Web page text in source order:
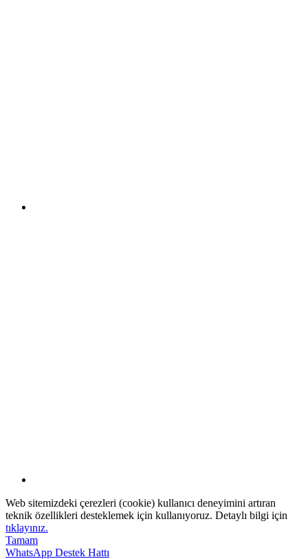
Web sitemizdeki çerezleri (cookie) kullanıcı deneyimini artıran
teknik özellikleri desteklemek için kullanıyoruz. Detaylı bilgi için
tıklayınız.
Tamam
WhatsApp Destek Hattı